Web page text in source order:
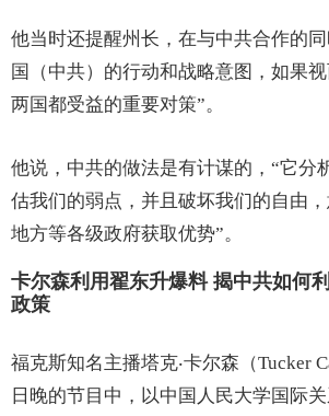
他当时还提醒州长，在与中共合作的
国（中共）的行动和战略意图，如果
两国都受益的重要对策”。
他说，中共的做法是有计谋的，“它分
估我们的弱点，并且破坏我们的自由，
地方等各级政府获取优势”。
卡尔森利用翟东升爆料 揭中共如何
政策
福克斯知名主播塔克‧卡尔森（Tucker
日晚的节目中，以中国人民大学国际